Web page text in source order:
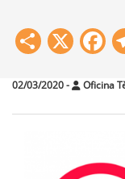
Share
X
02/03/2020- Oficina